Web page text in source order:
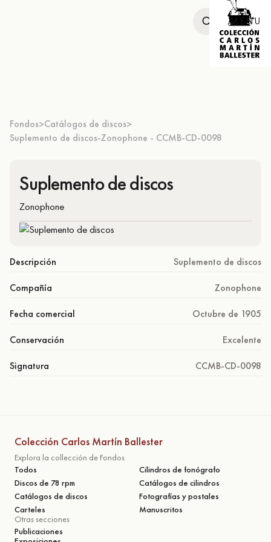
MENU
Fondos>Catálogos de discos>
Suplemento de discos-Zonophone - CCMB-CD-0098
Suplemento de discos
Zonophone
Descripción Suplemento de discos
Compañía Zonophone
Fecha comercial Octubre de 1905
Conservación Excelente
Signatura CCMB-CD-0098
Colección Carlos Martín Ballester
Explora la collección de Fondos
Todos
Cilindros de fonógrafo
Discos de 78 rpm
Catálogos de cilindros
Catálogos de discos
Fotografías y postales
Carteles
Manuscritos
Otras secciones
Publicaciones